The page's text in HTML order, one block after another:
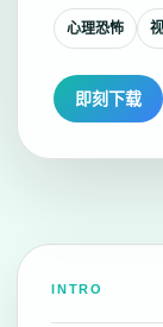
心理恐怖
即刻下载
INTRO